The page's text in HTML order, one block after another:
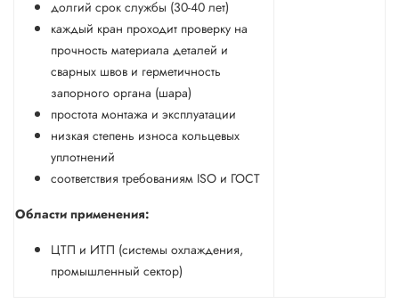
долгий срок службы (30-40 лет)
каждый кран проходит проверку на
прочность материала деталей и
сварных швов и герметичность
запорного органа (шара)
простота монтажа и эксплуатации
низкая степень износа кольцевых
уплотнений
соответствия требованиям ISO и ГОСТ
Области применения:
ЦТП и ИТП (системы охлаждения,
промышленный сектор)